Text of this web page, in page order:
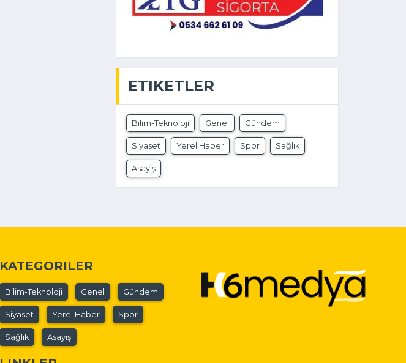
ETIKETLER
Bilim-Teknoloji Genel Gündem
Siyaset Yerel Haber Spor Sağlık
Asayiş
KATEGORILER
Bilim-Teknoloji Genel Gündem
Siyaset Yerel Haber Spor
Sağlık Asayiş